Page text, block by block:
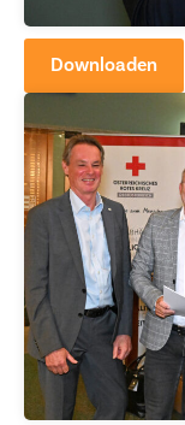
Downloaden